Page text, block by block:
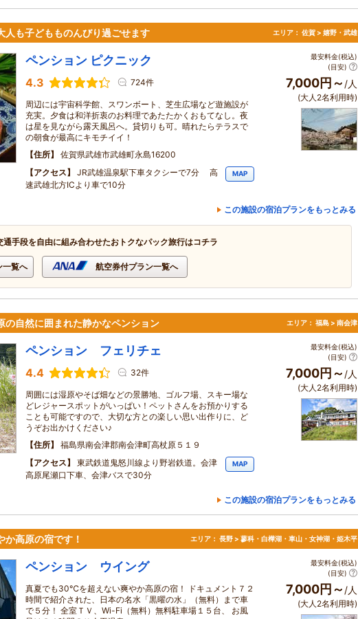
人も子どもものんびり過ごせます エリア： 佐賀 > 嬉野・武雄
ペンション ピクニック
4.3 724件
周辺には宇宙科学館、スワンボート、芝生広場など遊施設が
充実。夕食は和洋折衷のお料理であたたかくおもてなし。夜
は星を見ながら露天風呂へ。貸切りも可。晴れたらテラスで
の朝食が最高にキモチイイ！
住所
佐賀県武雄市武雄町永島16200
アクセス
JR武雄温泉駅下車タクシーで7分 高
速武雄北方ICより車で10分
MAP
最安料金(税込)
(目安)
7,000円～ /人
(大人2名利用時)
この施設の宿泊プランをもっとみる
通手段を自由に組み合わせたおトクなパック旅行はコチラ
一覧へ 航空券付プラン一覧へ
の自然に囲まれた静かなペンション エリア： 福島 > 南会津
ペンション フェリチェ
4.4 32件
周囲には湿原やそば畑などの景勝地、ゴルフ場、スキー場な
どレジャースポットがいっぱい！ペットさんをお預かりする
ことも可能ですので、大切な方との楽しい思い出作りに、ど
うぞお出かけください♪
住所
福島県南会津郡南会津町高杖原５１９
アクセス
東武鉄道鬼怒川線より野岩鉄道。会津
高原尾瀬口下車、会津バスで30分
MAP
最安料金(税込)
(目安)
7,000円～ /人
(大人2名利用時)
この施設の宿泊プランをもっとみる
か高原の宿です！ エリア： 長野 > 蓼科・白樺湖・車山・女神湖・姫木平
ペンション ウイング
真夏でも30℃を超えない爽やか高原の宿！ ドキュメント７２
時間で紹介された、日本の名水「黒曜の水」（無料）まで車
で５分！ 全室ＴＶ、Wi-Fi（無料）無料駐車場１５台、 お風
最安料金(税込)
(目安)
7,000円～ /人
(大人2名利用時)